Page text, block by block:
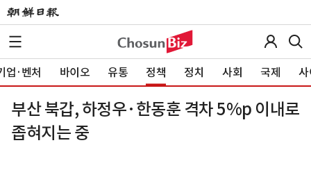
업·벤처 바이오 유통 정책 정치 사회 국제 사
부산 북갑, 하정우·한동훈 격차 5%p 이내로
좁혀지는 중